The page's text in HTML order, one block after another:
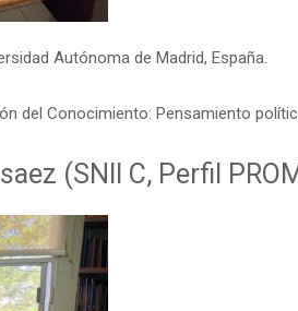
Autónoma de Madrid, España.
del Conocimiento: Pensamiento
(SNII C, Perfil